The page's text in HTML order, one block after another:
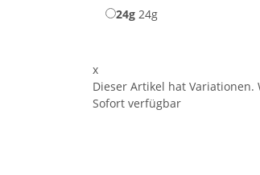
24g 24g
x
Dieser Artikel hat
Sofort verfügbar